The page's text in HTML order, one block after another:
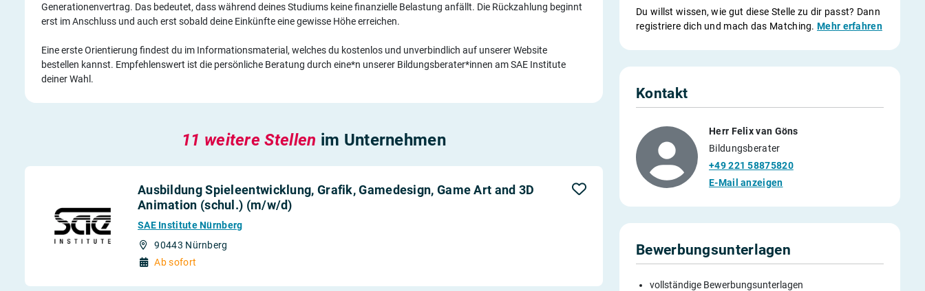
Generationenvertrag. Das bedeutet, dass während deines Studiums keine finanzielle Belastung anfällt. Die Rückzahlung beginnt
erst im Anschluss und auch erst sobald deine Einkünfte eine gewisse Höhe erreichen.
Eine erste Orientierung findest du im Informationsmaterial, welches du kostenlos und unverbindlich auf unserer Website
bestellen kannst. Empfehlenswert ist die persönliche Beratung durch eine*n unserer Bildungsberater*innen am SAE Institute
deiner Wahl.
Du willst wissen, wie gut diese Stelle zu dir passt? Dann
registriere dich und mach das Matching.Mehr erfahren
Kontakt
Herr Felix van Göns
Bildungsberater
+49 221 58875820
E-Mail anzeigen
Bewerbungsunterlagen
vollständige Bewerbungsunterlagen
11 weitere Stellen im Unternehmen
Ausbildung Spieleentwicklung, Grafik, Gamedesign, Game Art and 3D
Animation (schul.) (m/w/d)
SAE Institute Nürnberg
90443 Nürnberg
Ab sofort